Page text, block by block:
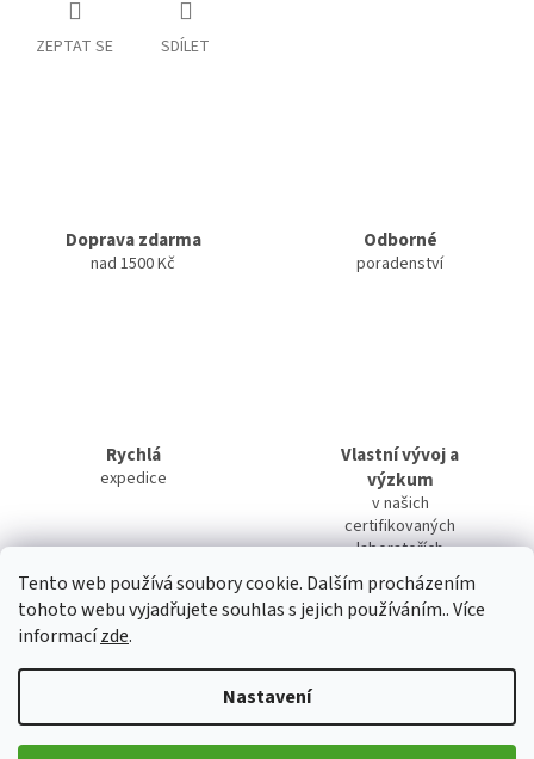
Tento web používá soubory cookie. Dalším procházením
tohoto webu vyjadřujete souhlas s jejich používáním.. Více
informacízde.
Nastavení
ZEPTAT SE SDÍLET
Doprava zdarma
nad 1500 Kč
Odborné
poradenství
Rychlá
expedice
Vlastní vývoj a
výzkum
v našich
certifikovaných
laboratořích
Diskuze
Detailní popis produktu